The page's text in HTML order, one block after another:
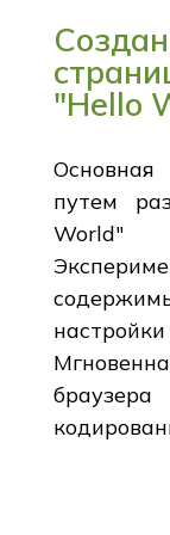
"Hello
путем